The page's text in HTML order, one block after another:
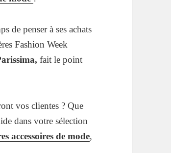
de penser à ses achats
Fashion Week
fait le point
vos clientes ? Que
dans votre sélection
accessoires de mode,